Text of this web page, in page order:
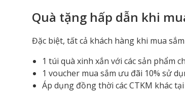
Quà tặng hấp dẫn khi
Đặc biệt, tất cả khách hàng khi mua
1 túi quà xinh xắn với các sản phẩm
1 voucher mua sắm ưu đãi 10% sử
Áp dụng đồng thời các CTKM khác